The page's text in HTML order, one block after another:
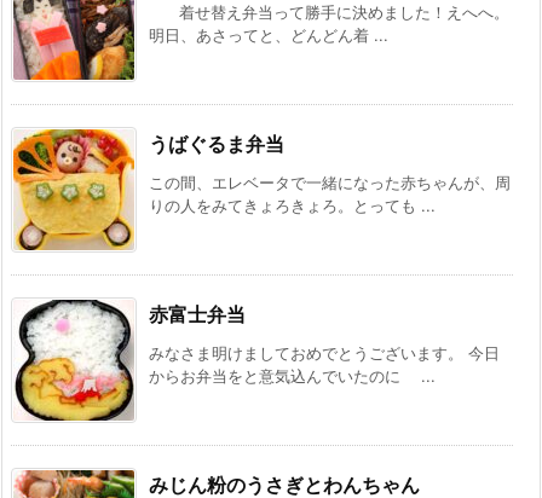
着せ替え弁当って勝手に決めました！えへへ。
明日、あさってと、どんどん着 ...
うばぐるま弁当
この間、エレベータで一緒になった赤ちゃんが、周
りの人をみてきょろきょろ。とっても ...
赤富士弁当
みなさま明けましておめでとうございます。 今日
からお弁当をと意気込んでいたのに ...
みじん粉のうさぎとわんちゃん